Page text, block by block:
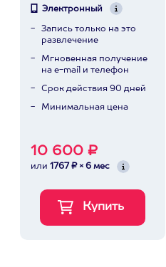
Электронный
Запись только на это
развлечение
Мгновенная получение
на e-mail и телефон
Срок действия 90 дней
Минимальная цена
10 600 ₽
или 1767 ₽ × 6 мес